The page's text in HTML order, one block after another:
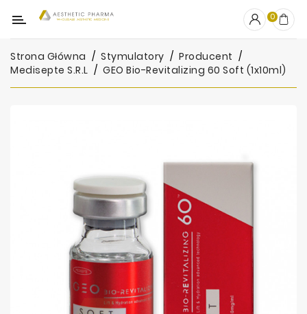
Kategoria
OUTLET
Wypełniacze
Jednorazowe
0
Strona Główna Stymulatory
Producent
Medisepte S.R.L
GEO Bio-Revitalizing 60 Soft (1x10ml)